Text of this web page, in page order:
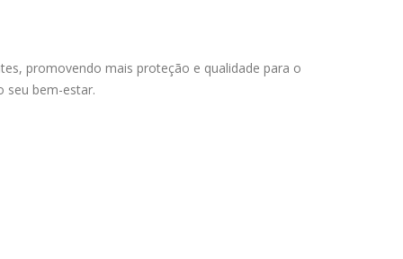
promovendo mais proteção e qualidade para o
seu bem-estar.